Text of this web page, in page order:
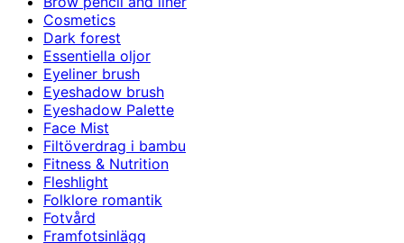
Cosmetics
Dark forest
Essentiella oljor
Eyeliner brush
Eyeshadow brush
Eyeshadow Palette
Face Mist
Filtöverdrag i bambu
Fitness & Nutrition
Fleshlight
Folklore romantik
Fotvård
Framfotsinlägg